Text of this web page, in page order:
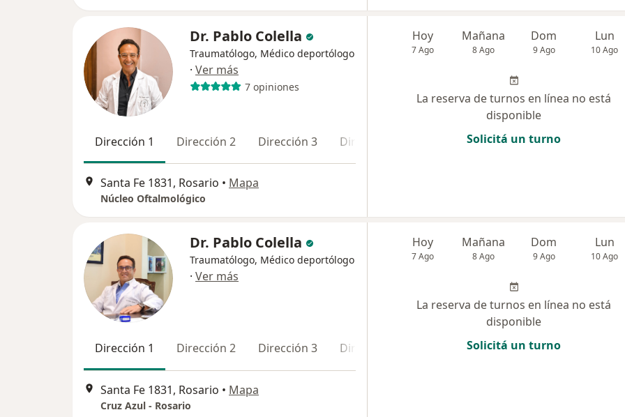
Dr. Pablo Colella
Traumatólogo, Médico deportólogo
· Ver más
7 opiniones
Dirección 1 Dirección 2 Dirección 3 Dirección 4 Dirección 5 Dirección 6
Santa Fe 1831, Rosario • Mapa
Núcleo Oftalmológico
Hoy
7 Ago
Mañana
8 Ago
Dom
9 Ago
Lun
10 Ago
La reserva de turnos en línea no está
disponible
Solicitá un turno
Dr. Pablo Colella
Traumatólogo, Médico deportólogo
· Ver más
Dirección 1 Dirección 2 Dirección 3 Dirección 4
Santa Fe 1831, Rosario • Mapa
Cruz Azul - Rosario
Hoy
7 Ago
Mañana
8 Ago
Dom
9 Ago
Lun
10 Ago
La reserva de turnos en línea no está
disponible
Solicitá un turno